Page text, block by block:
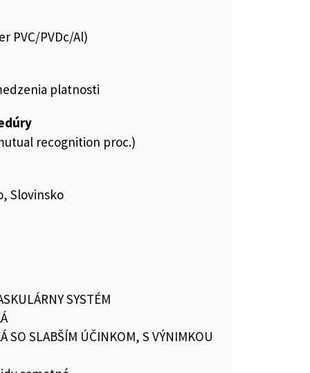
PVC/PVDc/Al)
platnosti
recognition proc.)
Slovinsko
SYSTÉM
SO SLABŠÍM ÚČINKOM, S VÝNIMKOU